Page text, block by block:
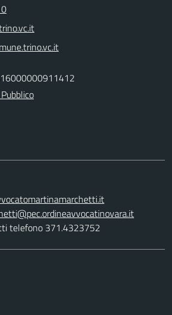
telefono 371.4323752